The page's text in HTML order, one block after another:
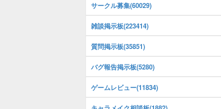
サークル募集(60029)
雑談掲示板(223414)
質問掲示板(35851)
バグ報告掲示板(5280)
ゲームレビュー(11834)